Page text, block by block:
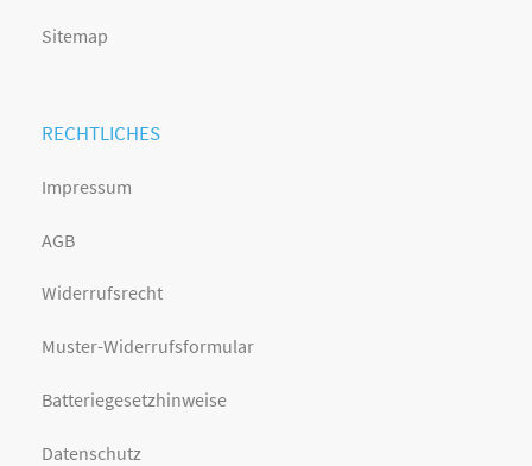
Sitemap
RECHTLICHES
Impressum
AGB
Widerrufsrecht
Muster-Widerrufsformular
Batteriegesetzhinweise
Datenschutz